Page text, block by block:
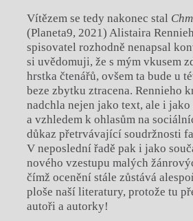
Vítězem se tedy nakonec stal
(Planeta9, 2021) Alistaira
spisovatel rozhodně nenapsal
si uvědomuji, že s mým vkusem
hrstka čtenářů, ovšem ta bude u
beze zbytku ztracena. Rennieho
nadchla nejen jako text, ale i
a vzhledem k ohlasům na
důkaz přetrvávající soudržnosti
V neposlední řadě pak i jako
nového vzestupu malých
čímž ocenění stále zůstává
ploše naší literatury, protože tu
autoři a autorky!